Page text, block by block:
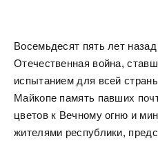
Восемьдесят пять лет
Отечественная война,
испытанием для всей
Майкопе память павших
цветов к Вечному огню и
жителями республики,